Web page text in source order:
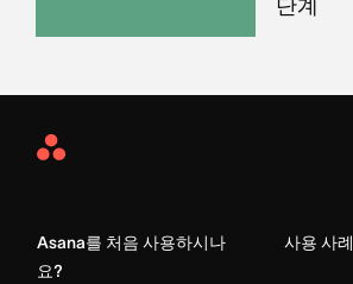
단계
Asana
Asana를 처음 사용하시나
요?
사용 사례